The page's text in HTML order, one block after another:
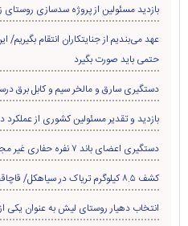
بازدید مسئولین از پروژه سدسازی روستای
عهد می‌بندیم از جنایتکاران انتقام
حتمی باید صورت بگیرد
دستگیری سارق و مالخر سیم و کابل برق
بازدید و تقدیر مسئولین کشوری از
دستگیری اعضای باند ۷ نفره حفاری غير مجاز درسیاهکل
کشف ۸.۵ کیلوگرم تریاک در سیاهکل/ قاچاقچی مواد مخدر دستگیر شد
انتخاب دهیار روستای لیش به عنوان یکی از